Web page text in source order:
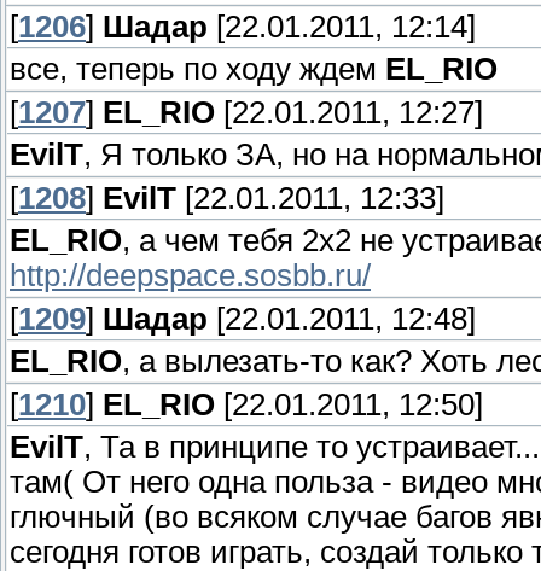
[1206] Шадар [22.01.2011, 12:14]
все, теперь по ходу ждем EL_RIO
[1207] EL_RIO [22.01.2011, 12:27]
EvilT, Я только ЗА, но на
[1208] EvilT [22.01.2011, 12:33]
EL_RIO, а чем тебя 2х2 не
http://deepspace.sosbb.ru/
[1209] Шадар [22.01.2011, 12:48]
EL_RIO, а вылезать-то как? Хоть
[1210] EL_RIO [22.01.2011, 12:50]
EvilT, Та в принципе то
там( От него одна польза - видео
глючный (во всяком случае багов
сегодня готов играть, создай